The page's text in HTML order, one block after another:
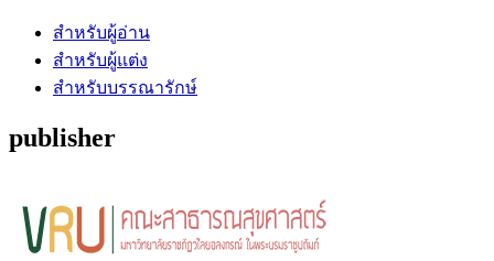
สำหรับผู้อ่าน
สำหรับผู้แต่ง
สำหรับบรรณารักษ์
publisher